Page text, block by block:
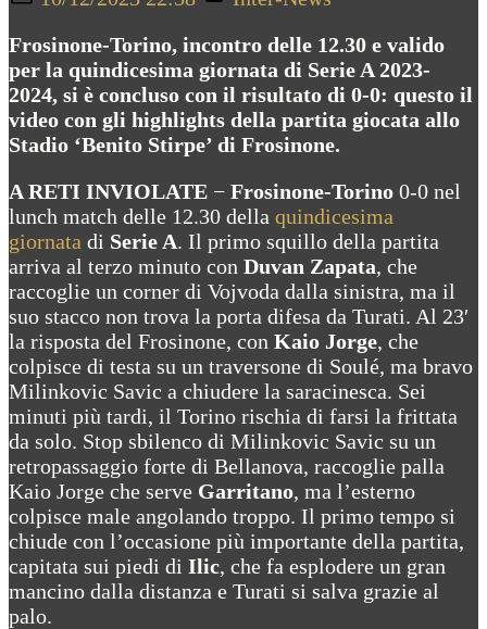
Frosinone-Torino, incontro delle 12.30 e valido
per la quindicesima giornata di Serie A 2023-
2024, si è concluso con il risultato di 0-0: questo il
video con gli highlights della partita giocata allo
Stadio ‘Benito Stirpe’ di Frosinone.
A RETI INVIOLATE − Frosinone-Torino 0-0 nel
lunch match delle 12.30 della quindicesima
giornata di Serie A. Il primo squillo della partita
arriva al terzo minuto con Duvan Zapata, che
raccoglie un corner di Vojvoda dalla sinistra, ma il
suo stacco non trova la porta difesa da Turati. Al 23′
la risposta del Frosinone, con Kaio Jorge, che
colpisce di testa su un traversone di Soulé, ma bravo
Milinkovic Savic a chiudere la saracinesca. Sei
minuti più tardi, il Torino rischia di farsi la frittata
da solo. Stop sbilenco di Milinkovic Savic su un
retropassaggio forte di Bellanova, raccoglie palla
Kaio Jorge che serve Garritano, ma l’esterno
colpisce male angolando troppo. Il primo tempo si
chiude con l’occasione più importante della partita,
capitata sui piedi di Ilic, che fa esplodere un gran
mancino dalla distanza e Turati si salva grazie al
palo.